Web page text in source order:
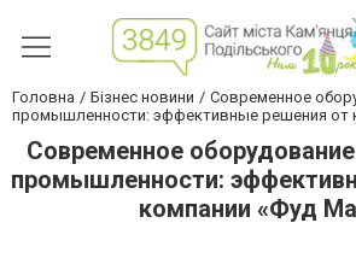
Головна Бізнес новини
Современное
промышленности: эффективные решения от
Современное
промышленности:
компании «Фуд